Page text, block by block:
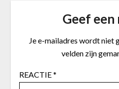
Geef
Je e-mailadres wordt niet
velden zijn
REACTIE*